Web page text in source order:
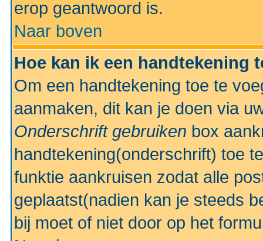
erop geantwoord is.
Naar boven
Hoe kan ik een handtekening
Om een handtekening toe te
aanmaken, dit kan je doen via
Onderschrift gebruiken box
handtekening(onderschrift) toe
funktie aankruisen zodat alle
geplaatst(nadien kan je steeds
bij moet of niet door op het